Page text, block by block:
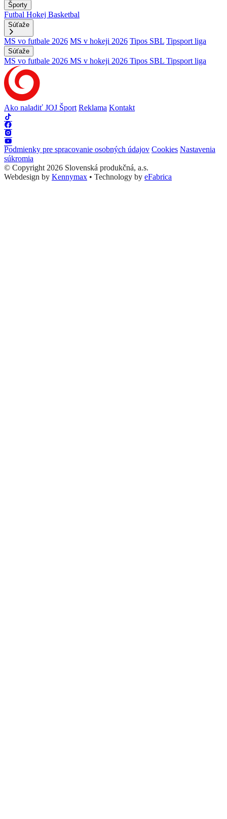
Športy
Futbal Hokej Basketbal
Súťaže
MS vo futbale 2026 MS v hokeji 2026 Tipos SBL Tipsport liga
Súťaže
MS vo futbale 2026 MS v hokeji 2026 Tipos SBL Tipsport liga
Ako naladiť JOJ Šport Reklama Kontakt
Podmienky pre spracovanie osobných údajov Cookies Nastavenia
súkromia
© Copyright 2026 Slovenská produkčná, a.s.
Webdesign by Kennymax • Technology by eFabrica